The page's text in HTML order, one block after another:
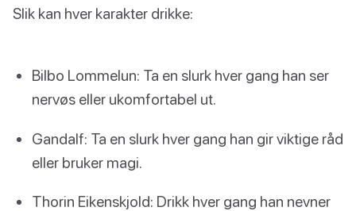
Slik kan hver karakter drikke:
Bilbo Lommelun: Ta en slurk hver gang han ser
nervøs eller ukomfortabel ut.
Gandalf: Ta en slurk hver gang han gir viktige råd
eller bruker magi.
Thorin Eikenskjold: Drikk hver gang han nevner